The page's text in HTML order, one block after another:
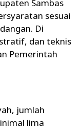
Sambas
sesuai
Di
dan teknis
Pemerintah
jumlah
lima